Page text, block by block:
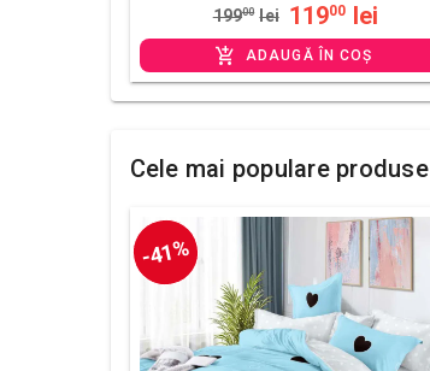
19900 lei 11900 lei
ADAUGĂ ÎN COȘ
Cele mai populare produse
-41%